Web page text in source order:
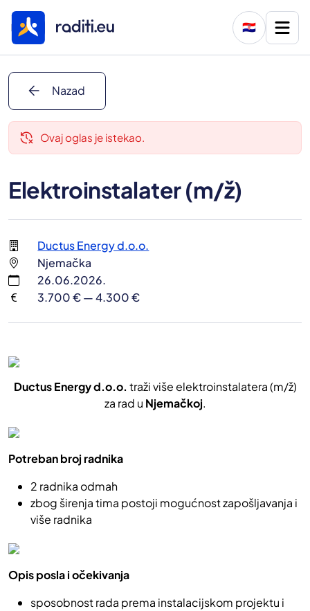
🇭🇷
arrow_back Nazad
delete_history Ovaj oglas je istekao.
Elektroinstalater (m/ž)
Ductus Energy d.o.o.
Njemačka
26.06.2026.
3.700 € — 4.300 €
Ductus Energy d.o.o. traži više elektroinstalatera (m/ž)
za rad u Njemačkoj.
Potreban broj radnika
2 radnika odmah
zbog širenja tima postoji mogućnost zapošljavanja i
više radnika
Opis posla i očekivanja
sposobnost rada prema instalacijskom projektu i